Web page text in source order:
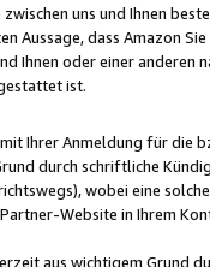
uns und Ihnen
Aussage, dass Amazon
Ihnen oder einer
ist.
Ihrer Anmeldung für die
durch schriftliche
wobei eine
Website in Ihrem
aus wichtigem Grund